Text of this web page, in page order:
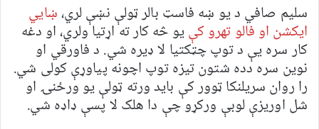
سلیم صافي د یو ښه فاسټ بالر ټولې نښې لري، ښايي
ایکشن او فالو تهرو کېیو څه کار ته اړتیا ولري، او دغه
کار سره یې د توپ چټکتیا لا ډیره شي. د فاورقي او
نوین سره دده شتون تیزه توپ اچونه پیاوړې کولی شي.
را روان سریلنکا ټوور کې باید ورته ټولې یو ورځنۍ او
شل اوریزې لوبې ورکړو چې دا هلک لا پسې ډاډه شي.